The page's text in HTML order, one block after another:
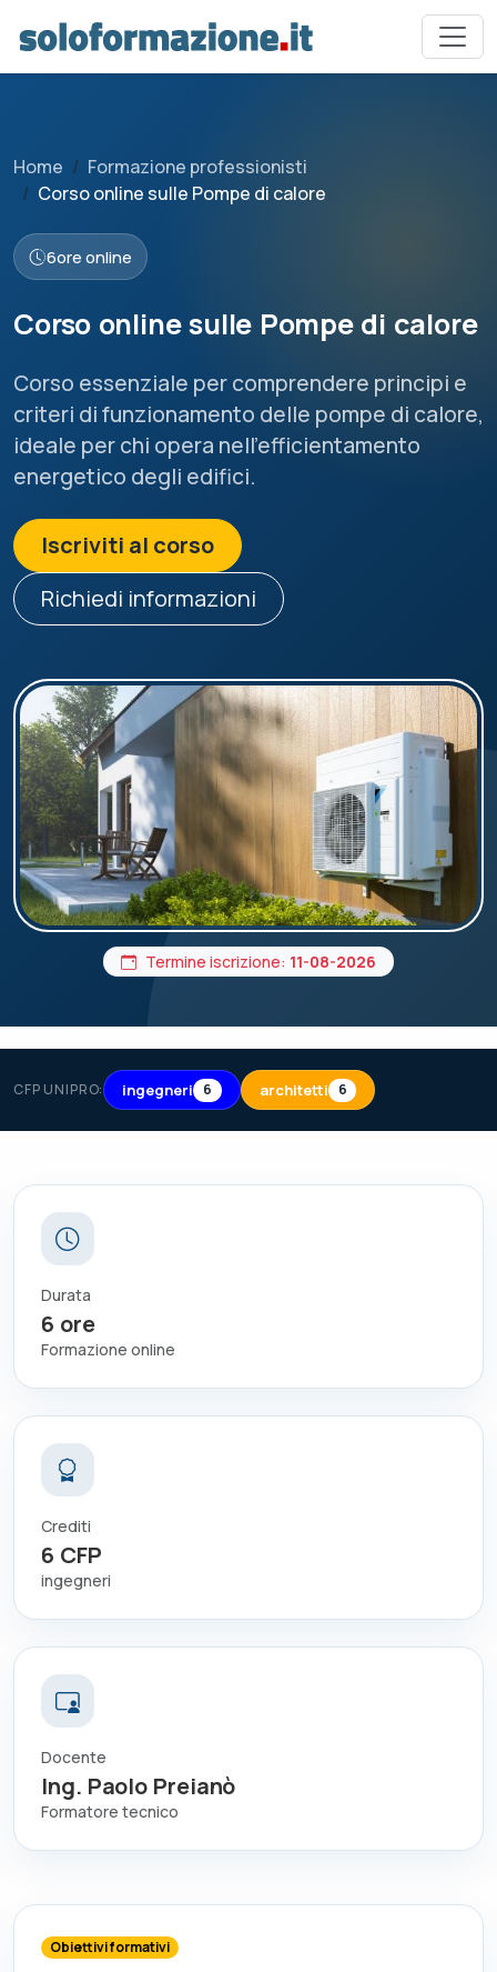
Home
Formazione professionisti
Corso online sulle Pompe di calore
6ore online
Corso online sulle Pompe di calore
Corso essenziale per comprendere principi e
criteri di funzionamento delle pompe di calore,
ideale per chi opera nell’efficientamento
energetico degli edifici.
Iscriviti al corso
Richiedi informazioni
Termine iscrizione: 11-08-2026
CFP UNIPRO: ingegneri 6 architetti 6
Durata
6 ore
Formazione online
Crediti
6 CFP
ingegneri
Docente
Ing. Paolo Preianò
Formatore tecnico
Obiettivi formativi